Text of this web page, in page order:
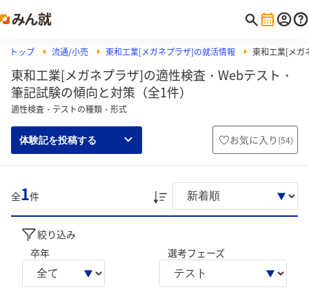
トップ 流通/小売 東和工業[メガネプラザ]の就活情報 東和工業[メガ
東和工業[メガネプラザ]の適性検査・Webテスト・
筆記試験の傾向と対策（全1件）
適性検査・テストの種類・形式
体験記を投稿する お気に入り (54)
全1件
絞り込み
卒年
選考フェーズ